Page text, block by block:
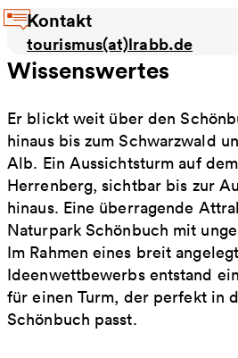
Kontakt
tourismus(at)lrabb.de
Wissenswertes
Er blickt weit über den
hinaus bis zum Schwarzwald
Alb. Ein Aussichtsturm auf
Herrenberg, sichtbar bis zur
hinaus. Eine überragende
Naturpark Schönbuch mit
Im Rahmen eines breit
Ideenwettbewerbs entstand
für einen Turm, der perfekt in
Schönbuch passt.